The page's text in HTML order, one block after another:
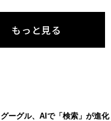
もっと見る
グーグル、AIで「検索」が進